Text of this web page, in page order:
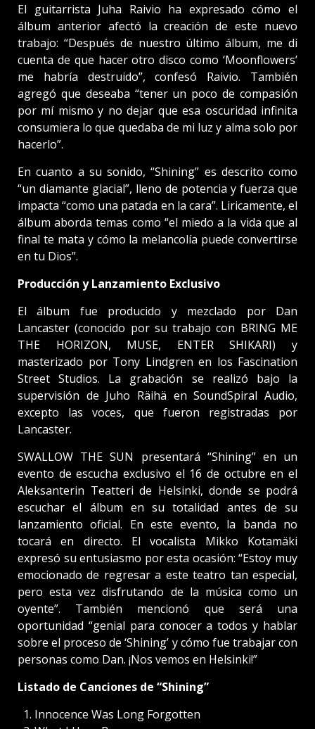
El guitarrista Juha Raivio ha expresado cómo el
álbum anterior afectó la creación de este nuevo
trabajo: “Después de nuestro último álbum, me di
cuenta de que hacer otro disco como ‘Moonflowers’
me habría destruido”, confesó Raivio. También
agregó que deseaba “tener un poco de compasión
por mí mismo y no dejar que esa oscuridad infinita
consumiera lo que quedaba de mi luz y alma solo por
hacerlo”.
En cuanto a su sonido, “Shining” es descrito como
“un diamante glacial”, lleno de potencia y fuerza que
impacta “como una patada en la cara”. Liricamente, el
álbum aborda temas como “el miedo a la vida que al
final te mata y cómo la melancolía puede convertirse
en tu Dios”.
Producción y Lanzamiento Exclusivo
El álbum fue producido y mezclado por Dan
Lancaster (conocido por su trabajo con BRING ME
THE HORIZON, MUSE, ENTER SHIKARI) y
masterizado por Tony Lindgren en los Fascination
Street Studios. La grabación se realizó bajo la
supervisión de Juho Räihä en SoundSpiral Audio,
excepto las voces, que fueron registradas por
Lancaster.
SWALLOW THE SUN presentará “Shining” en un
evento de escucha exclusivo el 16 de octubre en el
Aleksanterin Teatteri de Helsinki, donde se podrá
escuchar el álbum en su totalidad antes de su
lanzamiento oficial. En este evento, la banda no
tocará en directo. El vocalista Mikko Kotamäki
expresó su entusiasmo por esta ocasión: “Estoy muy
emocionado de regresar a este teatro tan especial,
pero esta vez disfrutando de la música como un
oyente”. También mencionó que será una
oportunidad “genial para conocer a todos y hablar
sobre el proceso de ‘Shining’ y cómo fue trabajar con
personas como Dan. ¡Nos vemos en Helsinki!”
Listado de Canciones de “Shining”
Innocence Was Long Forgotten